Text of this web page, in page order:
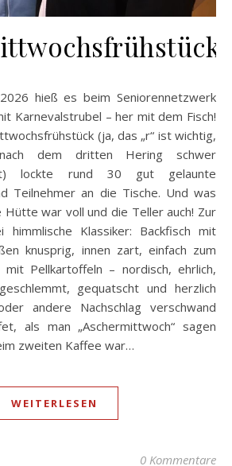
Karnevalstrubel – her mit dem Fisch!
(ja, das „r“ ist wichtig,
dem dritten Hering schwer
lockte rund 30 gut gelaunte
Teilnehmer an die Tische. Und was
Hütte war voll und die Teller auch! Zur
himmlische Klassiker: Backfisch mit
knusprig, innen zart, einfach zum
mit Pellkartoffeln – nordisch, ehrlich,
gequatscht und herzlich
andere Nachschlag verschwand
als man „Aschermittwoch“ sagen
zweiten Kaffee war…
WEITERLESEN
0 Kommentare